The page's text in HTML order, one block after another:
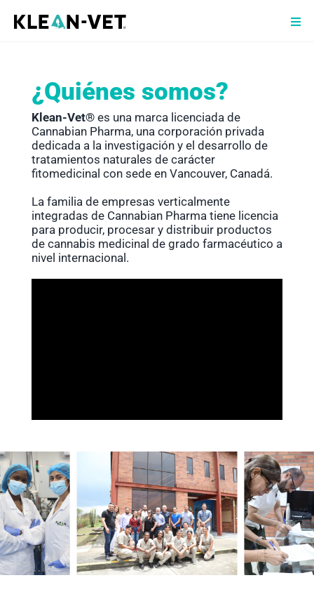
¿Quiénes somos?
Klean-Vet®es una marca licenciada de
Cannabian Pharma, una corporación privada
dedicada a la investigación y el desarrollo de
tratamientos naturales de carácter
fitomedicinal con sede en Vancouver, Canadá.
La familia de empresas verticalmente
integradas de Cannabian Pharma tiene licencia
para producir, procesar y distribuir productos
de cannabis medicinal de grado farmacéutico a
nivel internacional.